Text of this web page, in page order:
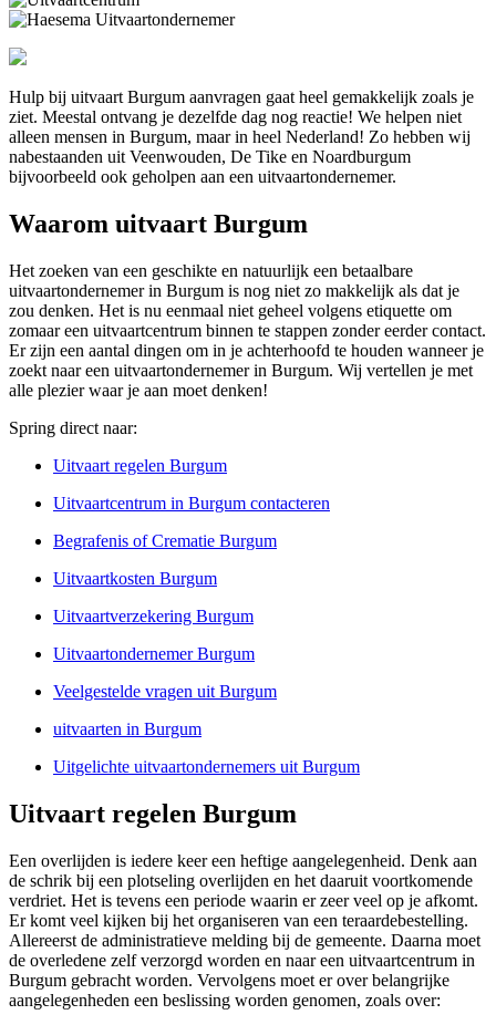
Hulp bij uitvaart Burgum aanvragen gaat heel gemakkelijk zoals je
ziet. Meestal ontvang je dezelfde dag nog reactie! We helpen niet
alleen mensen in Burgum, maar in heel Nederland! Zo hebben wij
nabestaanden uit Veenwouden, De Tike en Noardburgum
bijvoorbeeld ook geholpen aan een uitvaartondernemer.
Waarom uitvaart Burgum
Het zoeken van een geschikte en natuurlijk een betaalbare
uitvaartondernemer in Burgum is nog niet zo makkelijk als dat je
zou denken. Het is nu eenmaal niet geheel volgens etiquette om
zomaar een uitvaartcentrum binnen te stappen zonder eerder contact.
Er zijn een aantal dingen om in je achterhoofd te houden wanneer je
zoekt naar een uitvaartondernemer in Burgum. Wij vertellen je met
alle plezier waar je aan moet denken!
Spring direct naar:
Uitvaart regelen Burgum
Uitvaartcentrum in Burgum contacteren
Begrafenis of Crematie Burgum
Uitvaartkosten Burgum
Uitvaartverzekering Burgum
Uitvaartondernemer Burgum
Veelgestelde vragen uit Burgum
uitvaarten in Burgum
Uitgelichte uitvaartondernemers uit Burgum
Uitvaart regelen Burgum
Een overlijden is iedere keer een heftige aangelegenheid. Denk aan
de schrik bij een plotseling overlijden en het daaruit voortkomende
verdriet. Het is tevens een periode waarin er zeer veel op je afkomt.
Er komt veel kijken bij het organiseren van een teraardebestelling.
Allereerst de administratieve melding bij de gemeente. Daarna moet
de overledene zelf verzorgd worden en naar een uitvaartcentrum in
Burgum gebracht worden. Vervolgens moet er over belangrijke
aangelegenheden een beslissing worden genomen, zoals over: